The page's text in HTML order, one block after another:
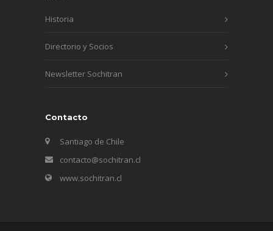
Historia
Directorio y Socios
Newsletter Sochitran
Contacto
Santiago de Chile
contacto@sochitran.cl
www.sochitran.cl